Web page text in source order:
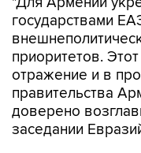
государствами
приоритетов.
отражение и в
правительства
доверено
заседании